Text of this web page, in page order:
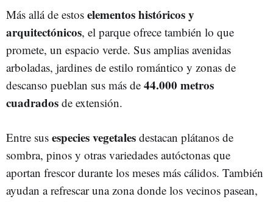
Más allá de estos elementos históricos y
arquitectónicos, el parque ofrece también lo que
promete, un espacio verde. Sus amplias avenidas
arboladas, jardines de estilo romántico y zonas de
descanso pueblan sus más de 44.000 metros
cuadrados de extensión.
Entre sus especies vegetales destacan plátanos de
sombra, pinos y otras variedades autóctonas que
aportan frescor durante los meses más cálidos. También
ayudan a refrescar una zona donde los vecinos pasean,